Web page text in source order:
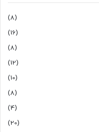
(8)
(16)
(8)
(12)
(10)
(8)
(4)
(20)